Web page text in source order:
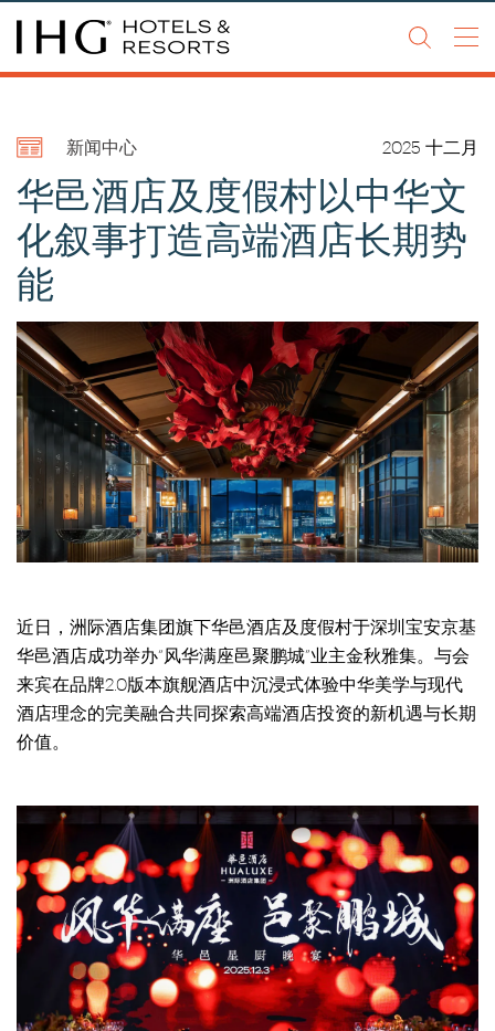
Go to
Go to
content
我们的品牌
​​酒店开发加盟
新闻资讯
新闻中心 2025 十二月
华邑酒店及度假村以中华文
化叙事打造高端酒店长期势
能
近日，洲际酒店集团旗下华邑酒店及度假村于深圳宝安京基
华邑酒店成功举办“风华满座邑聚鹏城”业主金秋雅集。与会
来宾在品牌2.0版本旗舰酒店中沉浸式体验中华美学与现代
酒店理念的完美融合共同探索高端酒店投资的新机遇与长期
价值。